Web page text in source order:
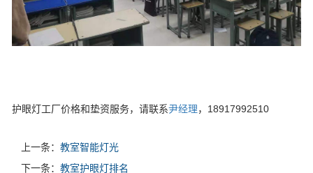
护眼灯工厂价格和垫资服务，请联系尹经理，18917992510
上一条： 教室智能灯光
下一条： 教室护眼灯排名